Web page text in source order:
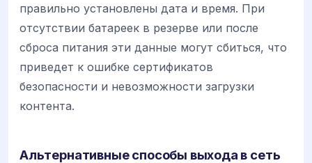
правильно установлены дата и время. При
отсутствии батареек в резерве или после
сброса питания эти данные могут сбиться, что
приведет к ошибке сертификатов
безопасности и невозможности загрузки
контента.
Альтернативные способы выхода в сеть